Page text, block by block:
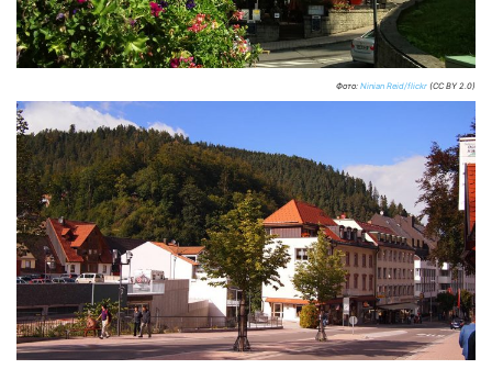
Фото: Ninian Reid/flickr (CC BY 2.0)